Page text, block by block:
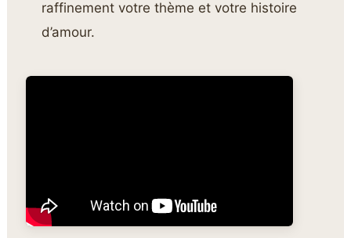
raffinement votre thème et votre histoire
d’amour.